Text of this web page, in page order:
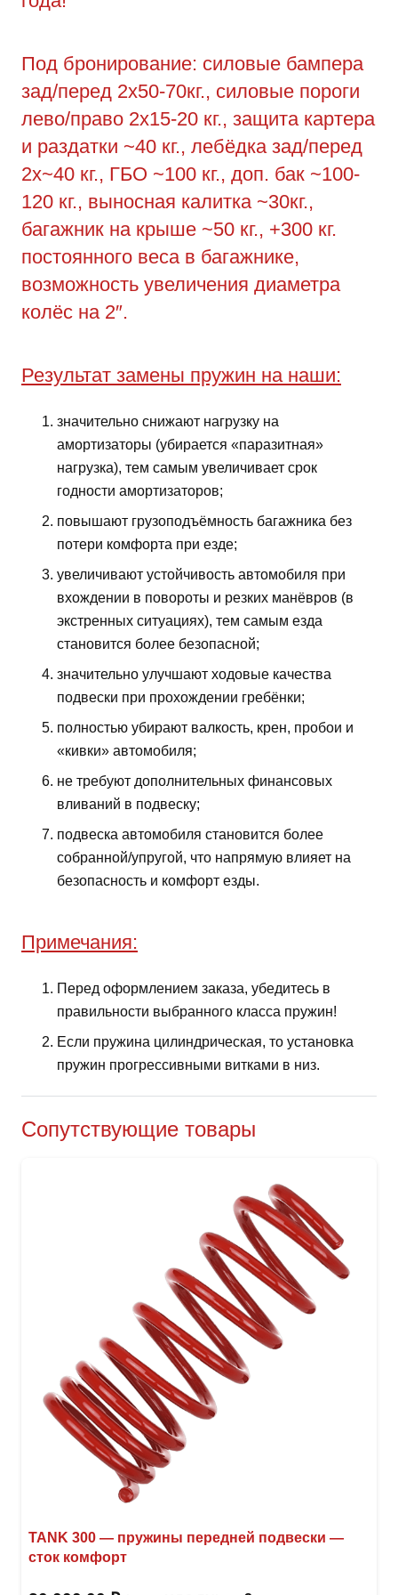
Под бронирование: силовые бампера
зад/перед 2х50-70кг., силовые пороги
лево/право 2х15-20 кг., защита картера
и раздатки ~40 кг., лебёдка зад/перед
2х~40 кг., ГБО ~100 кг., доп. бак ~100-
120 кг., выносная калитка ~30кг.,
багажник на крыше ~50 кг., +300 кг.
постоянного веса в багажнике,
возможность увеличения диаметра
колёс на 2″.
Результат замены пружин на наши:
значительно снижают нагрузку на
амортизаторы (убирается «паразитная»
нагрузка), тем самым увеличивает срок
годности амортизаторов;
повышают грузоподъёмность багажника без
потери комфорта при езде;
увеличивают устойчивость автомобиля при
вхождении в повороты и резких манёвров (в
экстренных ситуациях), тем самым езда
становится более безопасной;
значительно улучшают ходовые качества
подвески при прохождении гребёнки;
полностью убирают валкость, крен, пробои и
«кивки» автомобиля;
не требуют дополнительных финансовых
вливаний в подвеску;
подвеска автомобиля становится более
собранной/упругой, что напрямую влияет на
безопасность и комфорт езды.
Примечания:
Перед оформлением заказа, убедитесь в
правильности выбранного класса пружин!
Если пружина цилиндрическая, то установка
пружин прогрессивными витками в низ.
Сопутствующие товары
TANK 300 — пружины передней подвески —
сток комфорт